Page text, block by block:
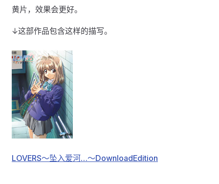
黄片，效果会更好。
↓这部作品包含这样的描写。
LOVERS〜坠入爱河…〜DownloadEdition